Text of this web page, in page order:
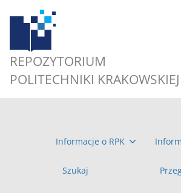
REPOZYTORIUM
POLITECHNIKI KRAKOWSKIEJ
Informacje o RPK
Szukaj